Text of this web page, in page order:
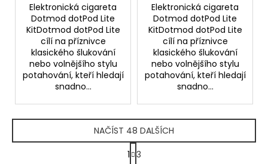
Elektronická cigareta
Dotmod dotPod Lite
KitDotmod dotPod Lite
cílí na příznivce
klasického šlukování
nebo volnějšího stylu
potahování, kteří hledají
snadno...
Elektronická cigareta
Dotmod dotPod Lite
KitDotmod dotPod Lite
cílí na příznivce
klasického šlukování
nebo volnějšího stylu
potahování, kteří hledají
snadno...
NAČÍST 48 DALŠÍCH
S
t
1 3